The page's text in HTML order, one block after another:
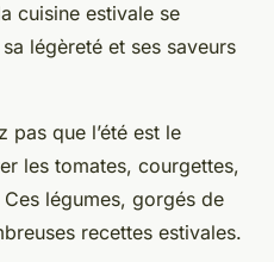
cuisine estivale se
légèreté et ses saveurs
pas que l’été est le
les tomates, courgettes,
légumes, gorgés de
recettes estivales.